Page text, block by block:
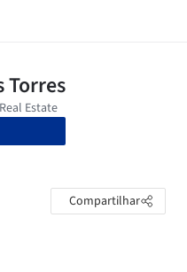
Compartilhar